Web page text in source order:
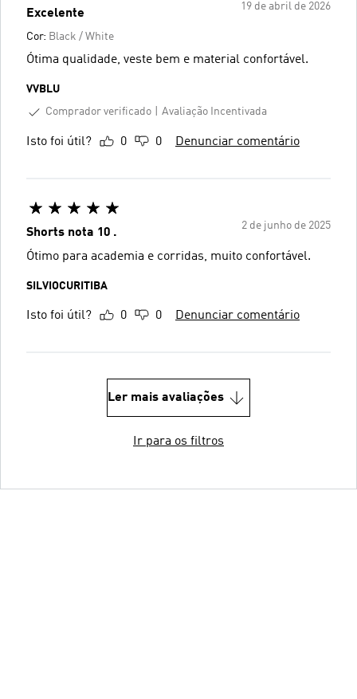
19 de abril de 2026
Excelente
Cor: Black / White
Ótima qualidade, veste bem e material confortável.
VVBLU
Comprador verificado
Avaliação Incentivada
Isto foi útil? 0 0 Denunciar comentário
2 de junho de 2025
Shorts nota 10 .
Ótimo para academia e corridas, muito confortável.
SILVIOCURITIBA
Isto foi útil? 0 0 Denunciar comentário
Ler mais avaliações
Ir para os filtros